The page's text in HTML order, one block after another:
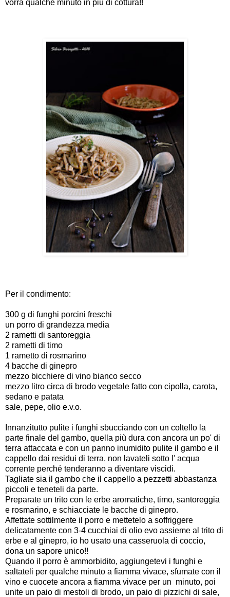
vorrà qualche minuto in più di cottura!!
Per il condimento:
300 g di funghi porcini freschi
un porro di grandezza media
2 rametti di santoreggia
2 rametti di timo
1 rametto di rosmarino
4 bacche di ginepro
mezzo bicchiere di vino bianco secco
mezzo litro circa di brodo vegetale fatto con cipolla, carota,
sedano e patata
sale, pepe, olio e.v.o.
Innanzitutto pulite i funghi sbucciando con un coltello la
parte finale del gambo, quella più dura con ancora un po' di
terra attaccata e con un panno inumidito pulite il gambo e il
cappello dai residui di terra, non lavateli sotto l' acqua
corrente perché tenderanno a diventare viscidi.
Tagliate sia il gambo che il cappello a pezzetti abbastanza
piccoli e teneteli da parte.
Preparate un trito con le erbe aromatiche, timo, santoreggia
e rosmarino, e schiacciate le bacche di ginepro.
Affettate sottilmente il porro e mettetelo a soffriggere
delicatamente con 3-4 cucchiai di olio evo assieme al trito di
erbe e al ginepro, io ho usato una casseruola di coccio,
dona un sapore unico!!
Quando il porro è ammorbidito, aggiungetevi i funghi e
saltateli per qualche minuto a fiamma vivace, sfumate con il
vino e cuocete ancora a fiamma vivace per un minuto, poi
unite un paio di mestoli di brodo, un paio di pizzichi di sale,